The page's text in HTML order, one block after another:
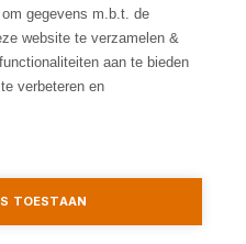
gegevens m.b.t. de
website te verzamelen &
aan te bieden
verbeteren en
TOESTAAN